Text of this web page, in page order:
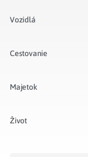
Vozidlá​
Cestovanie
Majetok​
Život​